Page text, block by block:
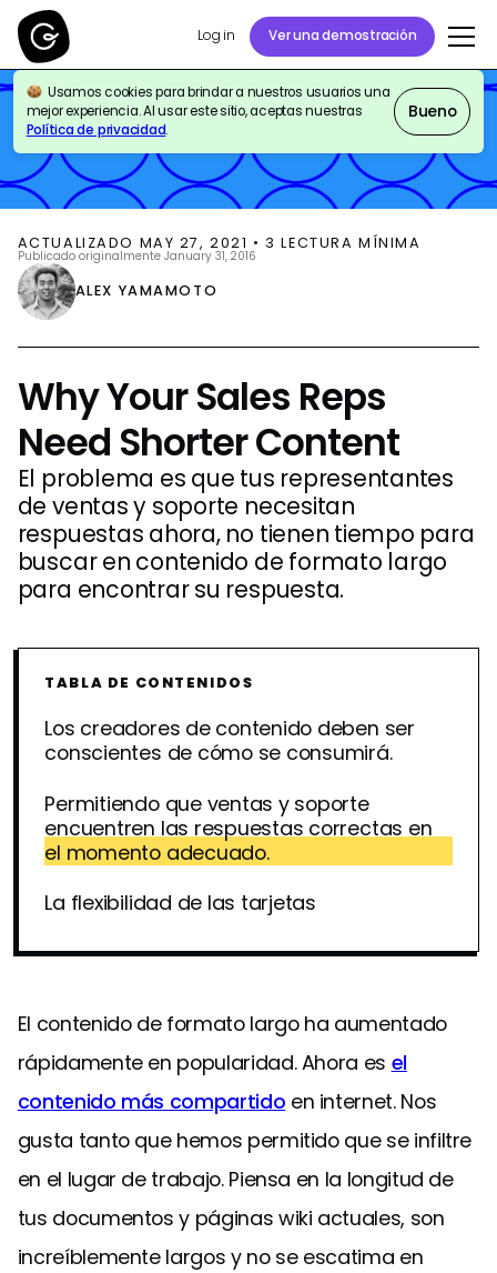
Log in Ver una demostración
Usamos cookies para brindar a nuestros usuarios una
mejor experiencia. Al usar este sitio, aceptas nuestras
Política de privacidad.
Bueno
BLOG SALES ENABLEMENT
ACTUALIZADO MAY 27, 2021 • 3 LECTURA MÍNIMA
Publicado originalmente January 31, 2016
ALEX YAMAMOTO
Why Your Sales Reps
Need Shorter Content
El problema es que tus representantes
de ventas y soporte necesitan
respuestas ahora, no tienen tiempo para
buscar en contenido de formato largo
para encontrar su respuesta.
TABLA DE CONTENIDOS
Los creadores de contenido deben ser
conscientes de cómo se consumirá.
Permitiendo que ventas y soporte
encuentren las respuestas correctas en
el momento adecuado.
La flexibilidad de las tarjetas
El contenido de formato largo ha aumentado
rápidamente en popularidad. Ahora es el
contenido más compartido en internet. Nos
gusta tanto que hemos permitido que se infiltre
en el lugar de trabajo. Piensa en la longitud de
tus documentos y páginas wiki actuales, son
increíblemente largos y no se escatima en